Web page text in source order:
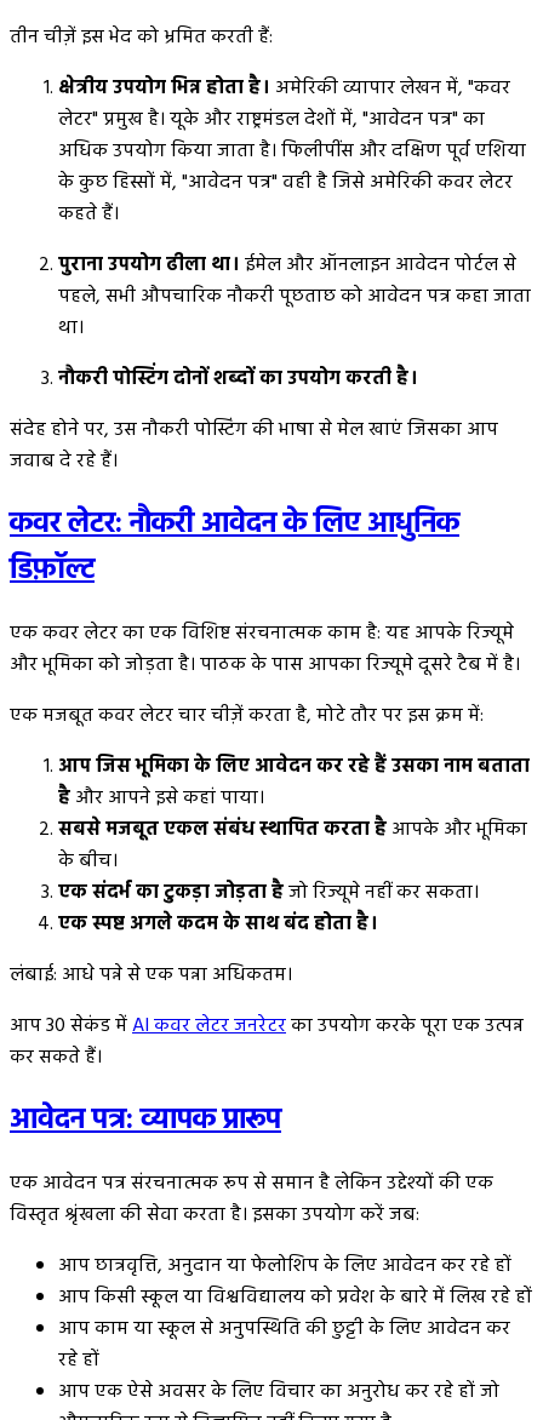
तीन चीज़ें इस भेद को भ्रमित करती हैं:
क्षेत्रीय उपयोग भिन्न होता है। अमेरिकी व्यापार लेखन में, "कवर
लेटर" प्रमुख है। यूके और राष्ट्रमंडल देशों में, "आवेदन पत्र" का
अधिक उपयोग किया जाता है। फिलीपींस और दक्षिण पूर्व एशिया
के कुछ हिस्सों में, "आवेदन पत्र" वही है जिसे अमेरिकी कवर लेटर
कहते हैं।
पुराना उपयोग ढीला था। ईमेल और ऑनलाइन आवेदन पोर्टल से
पहले, सभी औपचारिक नौकरी पूछताछ को आवेदन पत्र कहा जाता
था।
नौकरी पोस्टिंग दोनों शब्दों का उपयोग करती है।
संदेह होने पर, उस नौकरी पोस्टिंग की भाषा से मेल खाएं जिसका आप
जवाब दे रहे हैं।
कवर लेटर: नौकरी आवेदन के लिए आधुनिक
डिफ़ॉल्ट
एक कवर लेटर का एक विशिष्ट संरचनात्मक काम है: यह आपके रिज्यूमे
और भूमिका को जोड़ता है। पाठक के पास आपका रिज्यूमे दूसरे टैब में है।
एक मजबूत कवर लेटर चार चीज़ें करता है, मोटे तौर पर इस क्रम में:
आप जिस भूमिका के लिए आवेदन कर रहे हैं उसका नाम बताता
हैऔर आपने इसे कहां पाया।
सबसे मजबूत एकल संबंध स्थापित करता हैआपके और भूमिका
के बीच।
एक संदर्भ का टुकड़ा जोड़ता हैजो रिज्यूमे नहीं कर सकता।
एक स्पष्ट अगले कदम के साथ बंद होता है।
लंबाई: आधे पन्ने से एक पन्ना अधिकतम।
आप 30 सेकंड मेंAI कवर लेटर जनरेटरका उपयोग करके पूरा एक उत्पन्न
कर सकते हैं।
आवेदन पत्र: व्यापक प्रारूप
एक आवेदन पत्र संरचनात्मक रूप से समान है लेकिन उद्देश्यों की एक
विस्तृत श्रृंखला की सेवा करता है। इसका उपयोग करें जब:
आप छात्रवृत्ति, अनुदान या फेलोशिप के लिए आवेदन कर रहे हों
आप किसी स्कूल या विश्वविद्यालय को प्रवेश के बारे में लिख रहे हों
आप काम या स्कूल से अनुपस्थिति की छुट्टी के लिए आवेदन कर
रहे हों
आप एक ऐसे अवसर के लिए विचार का अनुरोध कर रहे हों जो